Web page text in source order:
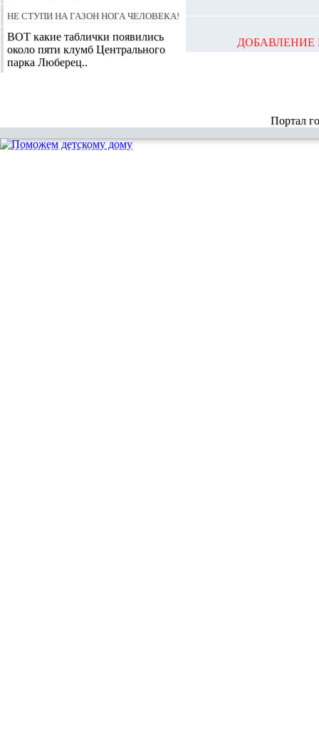
ДОБАВЛЕНИЕ
Не ступи на газон нога человека!
ВОТ какие таблички появились
около пяти клумб Центрального
парка Люберец..
Портал